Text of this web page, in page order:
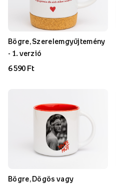
Bögre, Szerelemgyűjtemény
- 1. verzió
6 590 Ft
Bögre, Dögös vagy